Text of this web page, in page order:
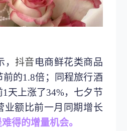
抖音电商鲜花类商品
的1.8倍；同程旅行酒
天上涨了34%，七夕节
业额比前一月同期增长
得的增量机会。